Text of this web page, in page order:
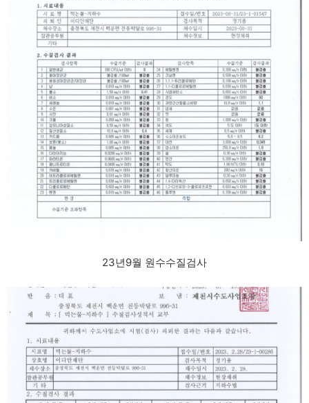
23년9월 원수수질검사